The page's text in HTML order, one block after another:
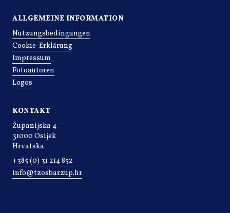
ALLGEMEINE INFORMATION
Nutzungsbedingungen
Cookie-Erklärung
Impressum
Fotoautoren
Logos
KONTAKT
Županijska 4
31000 Osijek
Hrvatska
+385 (0) 31 214 852
info@tzosbarzup.hr